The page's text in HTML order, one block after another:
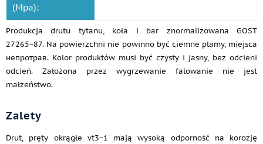
(Mpa):
Produkcja drutu tytanu, koła i bar znormalizowana GOST
27265−87. Na powierzchni nie powinno być ciemne plamy, miejsca
непротрав. Kolor produktów musi być czysty i jasny, bez odcieni
odcień. Założona przez wygrzewanie falowanie nie jest
małżeństwo.
Zalety
Drut, pręty okrągłe vt3−1 mają wysoką odporność na korozję